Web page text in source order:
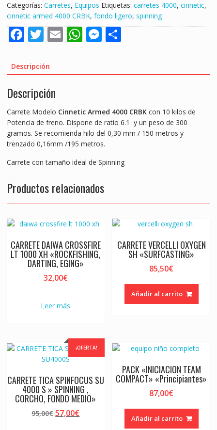
Categorías: Carretes, Equipos Etiquetas: carretes 4000, cinnetic,
cinnetic armed 4000 CRBK, fondo ligero, spinning
F
e
b
o
o
k
T
itt
er
E
l
W
s
p
p
M
e
g
er
S
e
Descripción
Descripción
Carrete Modelo Cinnetic Armed 4000 CRBKcon 10 kilos de
Potencia de freno. Dispone de ratio 6.1 y un peso de 300
gramos. Se recomienda hilo del 0,30 mm / 150 metros y
trenzado 0,16mm /195 metros.
Carrete con tamaño ideal de Spinning
Productos relacionados
CARRETE DAIWA CROSSFIRE
LT 1000 XH «ROCKFISHING,
DARTING, EGING»
32,00€
Leer más
CARRETE VERCELLI OXYGEN
SH «SURFCASTING»
85,50€
Añadir al carrito
¡OFERTA!
CARRETE TICA SPINFOCUS SU
4000 S » SPINNING ,
CORCHO, FONDO MEDIO»
95,00€El
57,00€El
PACK «INICIACION TEAM
COMPACT» «Principiantes»
87,00€
Añadir al carrito